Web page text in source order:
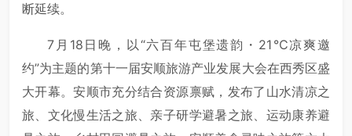
断延续。
7月18日晚，以“六百年屯堡遗韵・21℃凉爽邀
约”为主题的第十一届安顺旅游产业发展大会在西秀区盛
大开幕。安顺市充分结合资源禀赋，发布了山水清凉之
旅、文化慢生活之旅、亲子研学避暑之旅、运动康养避